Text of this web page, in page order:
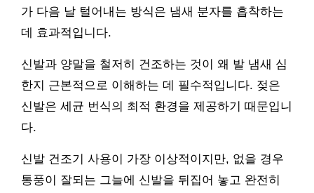
가 다음 날 털어내는 방식은 냄새 분자를 흡착하는
데 효과적입니다.
신발과 양말을 철저히 건조하는 것이 왜 발 냄새 심
한지 근본적으로 이해하는 데 필수적입니다. 젖은
신발은 세균 번식의 최적 환경을 제공하기 때문입니
다.
신발 건조기 사용이 가장 이상적이지만, 없을 경우
통풍이 잘되는 그늘에 신발을 뒤집어 놓고 완전히